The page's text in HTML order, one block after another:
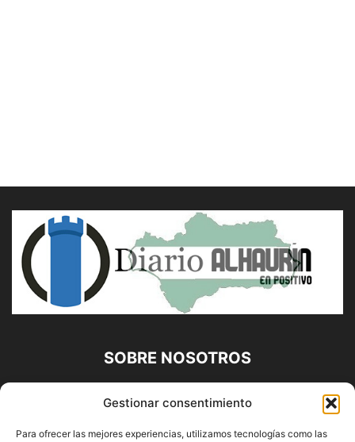
Gestionar consentimiento
Para ofrecer las mejores experiencias, utilizamos tecnologías como las
SOBRE NOSOTROS
Diario Alhaurín (www.alhaurindelatorre.com) Propiedad de
Francisco E. López López | 639 95 71 95 | Noticias de
Alhaurín de la Torre, Málaga y Provincia|